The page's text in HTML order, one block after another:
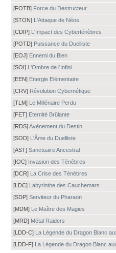
[FOTB] Force du Destructeur
[STON] L'Attaque de Néos
[CDIP] L'Impact des Cyberténèbres
[POTD] Puissance du Duelliste
[EOJ] Ennemi du Bien
[SOI] L'Ombre de l'Infini
[EEN] Energie Elémentaire
[CRV] Révolution Cybernétique
[TLM] Le Millénaire Perdu
[FET] Eternité Brûlante
[RDS]Avènement du Destin
[SOD] L'Âme du Duelliste
[AST] Sanctuaire Ancestral
[IOC] Invasion des Ténèbres
[DCR] La Crise des Ténèbres
[LDC] Labyrinthe des Cauchemars
[SDP] Serviteur du Pharaon
[MDM] Le Maître des Magies
[MRD] Métal Raiders
[LDD-C] La Légende du Dragon Blanc
[LDD-F] La Légende du Dragon Blanc